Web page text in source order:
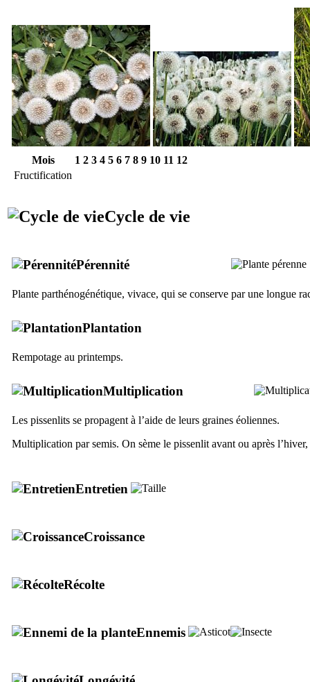
Mois 1 2 3 4 5 6 7 8 9 10 11 12
Fructification
Cycle de vie
Pérennité
Plante parthénogénétique, vivace, qui se conserve par une longue
Plantation
Rempotage au printemps.
Multiplication
Les pissenlits se propagent à l’aide de leurs graines éoliennes.
Multiplication par semis. On sème le pissenlit avant ou après
Entretien
Croissance
Récolte
Ennemis